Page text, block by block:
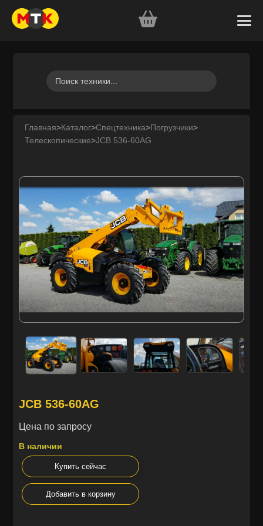
Главная>Каталог>Спецтехника>Погрузчики>
Телескопические>JCB 536-60AG
JCB 536-60AG
Цена по запросу
В наличии
Купить сейчас
Добавить в корзину